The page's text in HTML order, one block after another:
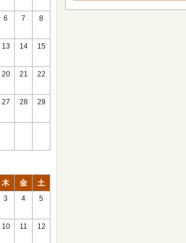
6 7 8
13 14 15
20 21 22
27 28 29
木 金 土
3 4 5
10 11 12